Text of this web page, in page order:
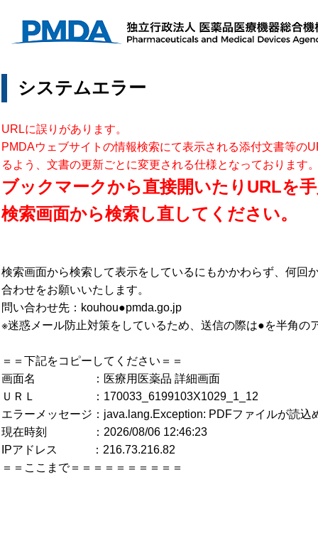
システムエラー
URLに誤りがあります。
PMDAウェブサイトの情報検索にて表示される添付文書等の
るよう、文書の更新ごとに変更される仕様となっております
ブックマークから直接開いたりURLを
検索画面から検索し直してください。
検索画面から検索して表示をしているにもかかわらず、何回
合わせをお願いいたします。
問い合わせ先：kouhou●pmda.go.jp
※迷惑メール防止対策をしているため、送信の際は●を半角の
＝＝下記をコピーしてください＝＝
画面名 ：医療用医薬品 詳細画面
ＵＲＬ ：170033_6199103X1029_1_12
エラーメッセージ：java.lang.Exception: PDFファイルが読込
現在時刻 ：2026/08/06 12:46:23
IPアドレス ：216.73.216.82
＝＝ここまで＝＝＝＝＝＝＝＝＝＝